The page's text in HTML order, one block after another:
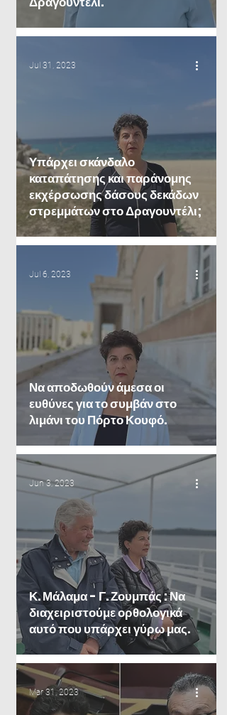
Υπάρχει σκάνδαλο
καταπάτησης και παράνομης
εκχέρσωσης δάσους δεκάδων
στρεμμάτων στο Δραγουντέλι;
Jul 31, 2023
Να αποδωθούν άμεσα οι
ευθύνες για το συμβάν στο
λιμάνι του Πόρτο Κουφό.
Jul 6, 2023
Κ. Μάλαμα - Γ. Ζουμπάς : Να
διαχειριστούμε ορθολογικά
αυτό που υπάρχει γύρω μας.
Jun 3, 2023
Mar 31, 2023